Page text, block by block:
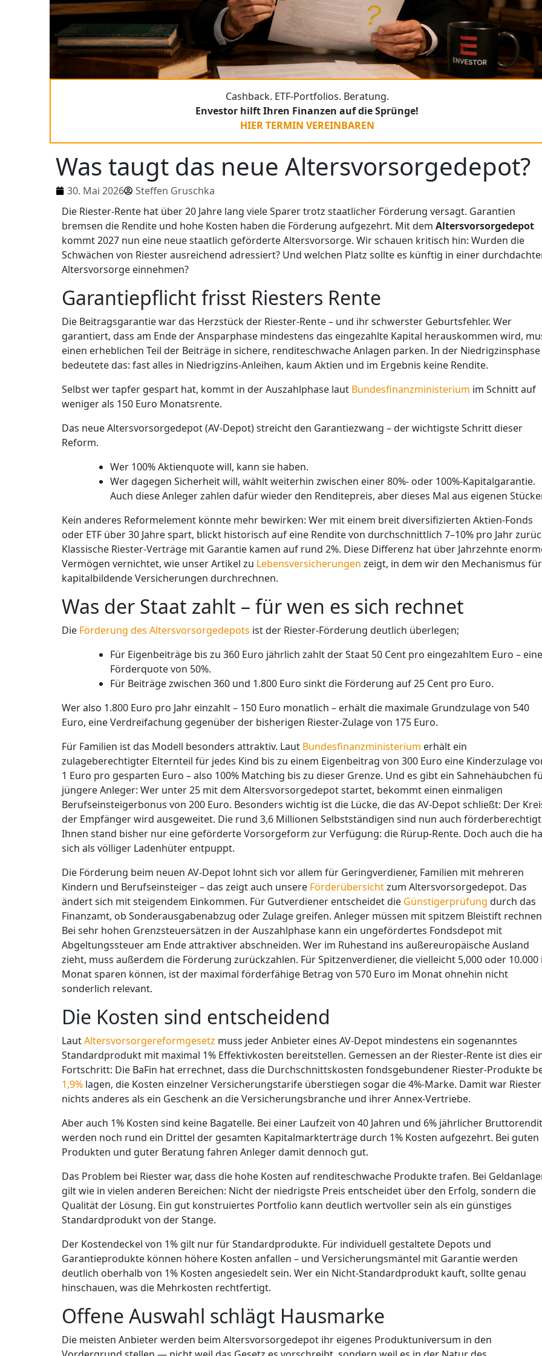
Cashback. ETF-Portfolios. Beratung.
Envestor hilft Ihren Finanzen auf die Sprünge!
HIER TERMIN VEREINBAREN
Was taugt das neue Altersvorsorgedepot?
30. Mai 2026
Steffen Gruschka
Die Riester-Rente hat über 20 Jahre lang viele Sparer trotz staatlicher Förderung versagt. Garantien
bremsen die Rendite und hohe Kosten haben die Förderung aufgezehrt. Mit dem Altersvorsorgedepot
kommt 2027 nun eine neue staatlich geförderte Altersvorsorge. Wir schauen kritisch hin: Wurden die
Schwächen von Riester ausreichend adressiert? Und welchen Platz sollte es künftig in einer
Altersvorsorge einnehmen?
Garantiepflicht frisst Riesters Rente
Die Beitragsgarantie war das Herzstück der Riester-Rente – und ihr schwerster Geburtsfehler. Wer
garantiert, dass am Ende der Ansparphase mindestens das eingezahlte Kapital herauskommen wird,
einen erheblichen Teil der Beiträge in sichere, renditeschwache Anlagen parken. In der Niedrigzinsphase
bedeutete das: fast alles in Niedrigzins-Anleihen, kaum Aktien und im Ergebnis keine Rendite.
Selbst wer tapfer gespart hat, kommt in der Auszahlphase laut Bundesfinanzministerium im Schnitt auf
weniger als 150 Euro Monatsrente.
Das neue Altersvorsorgedepot (AV-Depot) streicht den Garantiezwang – der wichtigste Schritt dieser
Reform.
Wer 100% Aktienquote will, kann sie haben.
Wer dagegen Sicherheit will, wählt weiterhin zwischen einer 80%- oder 100%-Kapitalgarantie.
Auch diese Anleger zahlen dafür wieder den Renditepreis, aber dieses Mal aus eigenen
Kein anderes Reformelement könnte mehr bewirken: Wer mit einem breit diversifizierten Aktien-Fonds
oder ETF über 30 Jahre spart, blickt historisch auf eine Rendite von durchschnittlich 7–10% pro Jahr
Klassische Riester-Verträge mit Garantie kamen auf rund 2%. Diese Differenz hat über Jahrzehnte
Vermögen vernichtet, wie unser Artikel zu Lebensversicherungen zeigt, in dem wir den Mechanismus für
kapitalbildende Versicherungen durchrechnen.
Was der Staat zahlt – für wen es sich rechnet
Die Förderung des Altersvorsorgedepots ist der Riester-Förderung deutlich überlegen;
Für Eigenbeiträge bis zu 360 Euro jährlich zahlt der Staat 50 Cent pro eingezahltem Euro – eine
Förderquote von 50%.
Für Beiträge zwischen 360 und 1.800 Euro sinkt die Förderung auf 25 Cent pro Euro.
Wer also 1.800 Euro pro Jahr einzahlt – 150 Euro monatlich – erhält die maximale Grundzulage von 540
Euro, eine Verdreifachung gegenüber der bisherigen Riester-Zulage von 175 Euro.
Für Familien ist das Modell besonders attraktiv. Laut Bundesfinanzministerium erhält ein
zulageberechtigter Elternteil für jedes Kind bis zu einem Eigenbeitrag von 300 Euro eine Kinderzulage
1 Euro pro gesparten Euro – also 100% Matching bis zu dieser Grenze. Und es gibt ein Sahnehäubchen
jüngere Anleger: Wer unter 25 mit dem Altersvorsorgedepot startet, bekommt einen einmaligen
Berufseinsteigerbonus von 200 Euro. Besonders wichtig ist die Lücke, die das AV-Depot schließt: Der
der Empfänger wird ausgeweitet. Die rund 3,6 Millionen Selbstständigen sind nun auch
Ihnen stand bisher nur eine geförderte Vorsorgeform zur Verfügung: die Rürup-Rente. Doch auch die
sich als völliger Ladenhüter entpuppt.
Die Förderung beim neuen AV-Depot lohnt sich vor allem für Geringverdiener, Familien mit mehreren
Kindern und Berufseinsteiger – das zeigt auch unsere Förderübersichtzum Altersvorsorgedepot. Das
ändert sich mit steigendem Einkommen. Für Gutverdiener entscheidet die Günstigerprüfung durch das
Finanzamt, ob Sonderausgabenabzug oder Zulage greifen. Anleger müssen mit spitzem Bleistift
Bei sehr hohen Grenzsteuersätzen in der Auszahlphase kann ein ungefördertes Fondsdepot mit
Abgeltungssteuer am Ende attraktiver abschneiden. Wer im Ruhestand ins außereuropäische Ausland
zieht, muss außerdem die Förderung zurückzahlen. Für Spitzenverdiener, die vielleicht 5,000 oder 10.000
Monat sparen können, ist der maximal förderfähige Betrag von 570 Euro im Monat ohnehin nicht
sonderlich relevant.
Die Kosten sind entscheidend
LautAltersvorsorgereformgesetz muss jeder Anbieter eines AV-Depot mindestens ein sogenanntes
Standardprodukt mit maximal 1% Effektivkosten bereitstellen. Gemessen an der Riester-Rente ist dies
Fortschritt: Die BaFin hat errechnet, dass die Durchschnittskosten fondsgebundener Riester-Produkte
1,9% lagen, die Kosten einzelner Versicherungstarife überstiegen sogar die 4%-Marke. Damit war Riester
nichts anderes als ein Geschenk an die Versicherungsbranche und ihrer Annex-Vertriebe.
Aber auch 1% Kosten sind keine Bagatelle. Bei einer Laufzeit von 40 Jahren und 6% jährlicher
werden noch rund ein Drittel der gesamten Kapitalmarkterträge durch 1% Kosten aufgezehrt. Bei guten
Produkten und guter Beratung fahren Anleger damit dennoch gut.
Das Problem bei Riester war, dass die hohe Kosten auf renditeschwache Produkte trafen. Bei
gilt wie in vielen anderen Bereichen: Nicht der niedrigste Preis entscheidet über den Erfolg, sondern die
Qualität der Lösung. Ein gut konstruiertes Portfolio kann deutlich wertvoller sein als ein günstiges
Standardprodukt von der Stange.
Der Kostendeckel von 1% gilt nur für Standardprodukte. Für individuell gestaltete Depots und
Garantieprodukte können höhere Kosten anfallen – und Versicherungsmäntel mit Garantie werden
deutlich oberhalb von 1% Kosten angesiedelt sein. Wer ein Nicht-Standardprodukt kauft, sollte genau
hinschauen, was die Mehrkosten rechtfertigt.
Offene Auswahl schlägt Hausmarke
Die meisten Anbieter werden beim Altersvorsorgedepot ihr eigenes Produktuniversum in den